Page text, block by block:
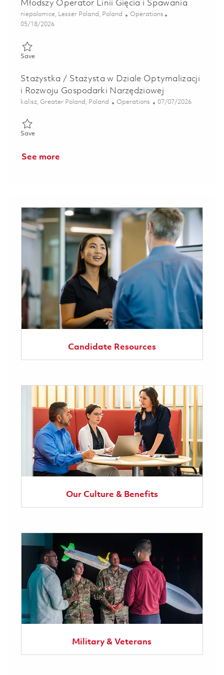
Młodszy Operator Linii Gięcia i Spawania
Location
niepolomice, Lesser Poland, Poland Category
Operations
Posted Date
05/18/2026
SaveSave Młodszy Operator Linii Gięcia i Spawania 01827753
Stażystka / Stażysta w Dziale Optymalizacji
i Rozwoju Gospodarki Narzędziowej
Location
kalisz, Greater Poland, Poland Category
Operations Posted Date
07/07/2026
SaveSave Stażystka / Stażysta w Dziale Optymalizacji i Rozwoju
See more
Candidate Resources
Our Culture & Benefits
Military & Veterans